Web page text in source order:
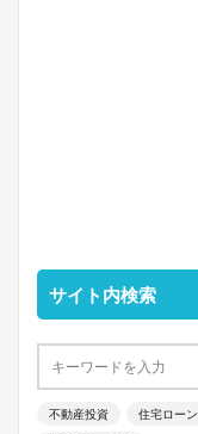
サイト内検索
不動産投資 住宅ローン